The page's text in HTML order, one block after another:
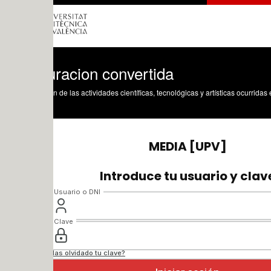
convertida
de las actividades científicas, tecnológicas y artísticas ocurridas en los tres